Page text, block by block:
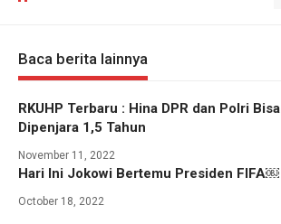
Baca berita lainnya
RKUHP Terbaru : Hina DPR dan Polri Bisa
Dipenjara 1,5 Tahun
November 11, 2022
Hari Ini Jokowi Bertemu Presiden FIFA￼
October 18, 2022